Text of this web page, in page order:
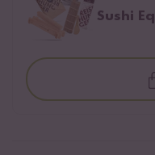
Sushi